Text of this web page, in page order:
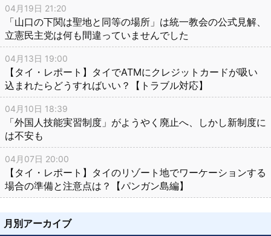
04月19日 21:20
「山口の下関は聖地と同等の場所」は統一教会の公式見解、
立憲民主党は何も間違っていませんでした
04月13日 19:00
【タイ・レポート】タイでATMにクレジットカードが吸い
込まれたらどうすればいい？【トラブル対応】
04月10日 18:39
「外国人技能実習制度」がようやく廃止へ、しかし新制度に
は不安も
04月07日 20:00
【タイ・レポート】タイのリゾート地でワーケーションする
場合の準備と注意点は？【パンガン島編】
月別アーカイブ